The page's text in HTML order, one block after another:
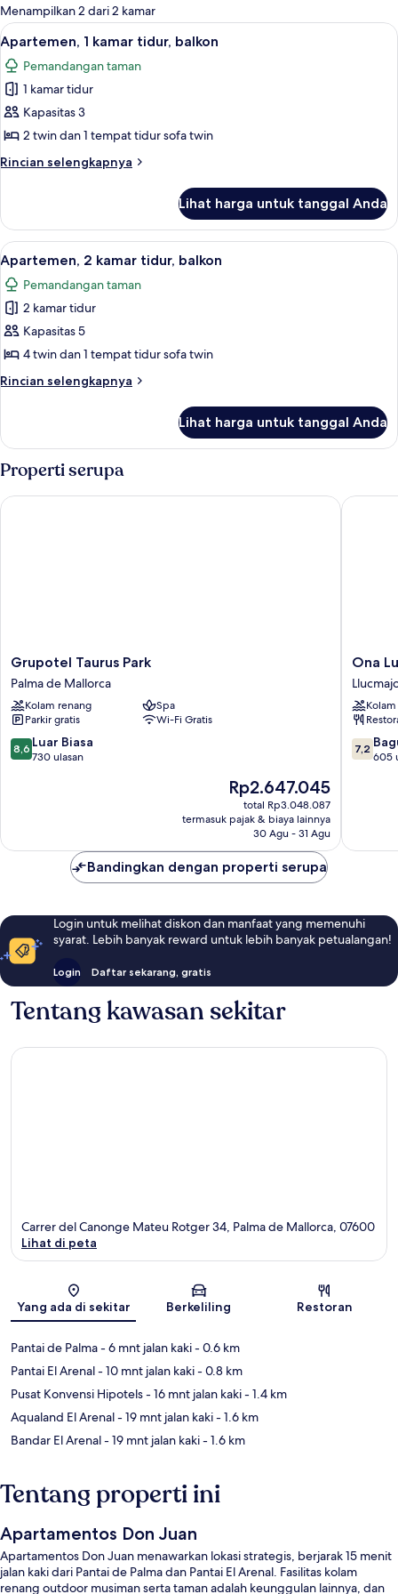
untuk
kamar
Menampilkan 2 dari 2 kamar
Lihat
semua
foto
untuk
Apartemen,
1
kamar
tidur,
Apartemen, 1 kamar tidur, balkon |
9
Apartemen, 1 kamar tidur, balkon
Pemandangan taman
1 kamar tidur
Kapasitas 3
2 twin dan 1 tempat tidur sofa twin
Rincian selengkapnya
Rincian
Apartemen,
kamar
tidur,
balkon
Lihat harga untuk tanggal Anda
Lihat
semua
foto
untuk
Apartemen,
2
kamar
tidur,
6
Apartemen, 2 kamar tidur, balkon
Pemandangan taman
2 kamar tidur
Kapasitas 5
4 twin dan 1 tempat tidur sofa twin
Rincian selengkapnya
Rincian
Apartemen,
2
kamar
tidur,
balkon
Lihat harga untuk tanggal Anda
Properti serupa
Grupotel
Taurus
Park
Palma
de
Mallorca
Grupotel Taurus Park
Palma de Mallorca
Kolam renang
Spa
Parkir gratis
Wi-Fi Gratis
8.6
dari
8,6 Luar Biasa
730 ulasan
Harga
sekarang
Rp2.647.045
Rp2.647.045
total Rp3.048.087
termasuk pajak & biaya lainnya
30 Agu - 31 Agu
Grupotel Taurus Park
Ona
Luna
Park
Ona
7.2
dari
7,2
605
Ona
Bandingkan dengan properti serupa
Login untuk melihat diskon dan manfaat yang memenuhi
syarat. Lebih banyak reward untuk lebih banyak petualangan!
Login Daftar sekarang, gratis
Tentang kawasan sekitar
Peta
Carrer del Canonge Mateu Rotger 34, Palma de Mallorca, 07600
Lihat di peta
Yang ada di sekitar Berkeliling Restoran
Pantai de Palma- 6 mnt jalan kaki- 0.6 km
Pantai El Arenal- 10 mnt jalan kaki- 0.8 km
Pusat Konvensi Hipotels- 16 mnt jalan kaki- 1.4 km
Aqualand El Arenal- 19 mnt jalan kaki- 1.6 km
Bandar El Arenal- 19 mnt jalan kaki- 1.6 km
Tentang properti ini
Apartamentos Don Juan
Apartamentos Don Juan menawarkan lokasi strategis, berjarak 15 menit
jalan kaki dari Pantai de Palma dan Pantai El Arenal. Fasilitas kolam
renang outdoor musiman serta taman adalah keunggulan lainnya, dan